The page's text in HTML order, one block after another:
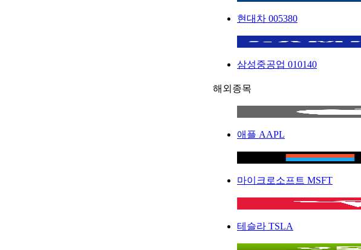
현대차 005380
삼성중공업 010140
해외종목
애플 AAPL
마이크로소프트 MSFT
테슬라 TSLA